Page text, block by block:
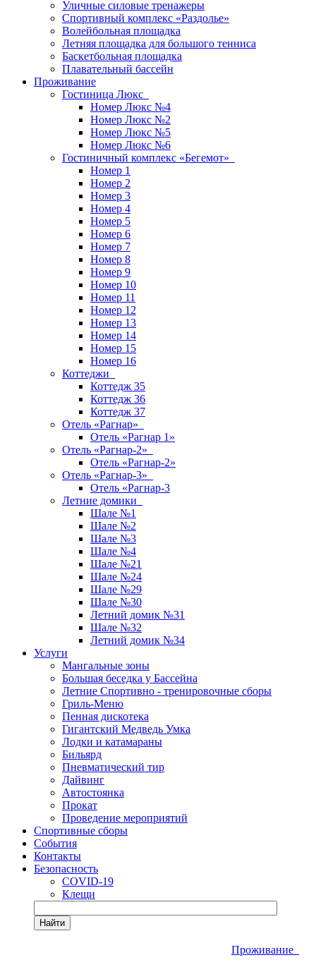
Уличные силовые тренажеры
Спортивный комплекс «Раздолье»
Волейбольная площадка
Летняя площадка для большого тенниса
Баскетбольная площадка
Плавательный бассейн
Проживание
Гостиница Люкс
Номер Люкс №4
Номер Люкс №2
Номер Люкс №5
Номер Люкс №6
Гостиничный комплекс «Бегемот»
Номер 1
Номер 2
Номер 3
Номер 4
Номер 5
Номер 6
Номер 7
Номер 8
Номер 9
Номер 10
Номер 11
Номер 12
Номер 13
Номер 14
Номер 15
Номер 16
Коттеджи
Коттедж 35
Коттедж 36
Коттедж 37
Отель «Рагнар»
Отель «Рагнар 1»
Отель «Рагнар-2»
Отель «Рагнар-2»
Отель «Рагнар-3»
Отель «Рагнар-3
Летние домики
Шале №1
Шале №2
Шале №3
Шале №4
Шале №21
Шале №24
Шале №29
Шале №30
Летний домик №31
Шале №32
Летний домик №34
Услуги
Мангальные зоны
Большая беседка у Бассейна
Летние Спортивно - тренировочные сборы
Гриль-Меню
Пенная дискотека
Гигантский Медведь Умка
Лодки и катамараны
Бильярд
Пневматический тир
Дайвинг
Автостоянка
Прокат
Проведение мероприятий
Спортивные сборы
События
Контакты
Безопасность
COVID-19
Клещи
Найти
Проживание